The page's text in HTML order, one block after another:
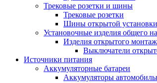
Трековые розетки и шины
Трековые розетки
Шины открытой
Установочные изделия общего
Изделия открытого
Выключатели
Источники питания
Аккумуляторные батареи
Аккумуляторы